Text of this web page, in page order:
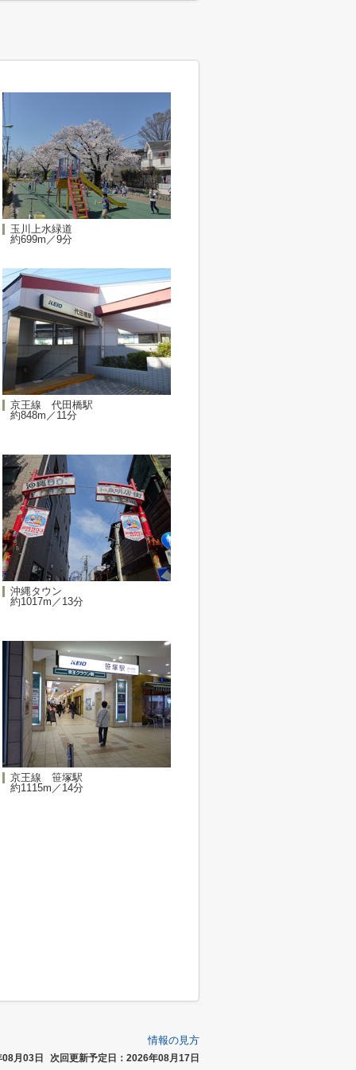
玉川上水緑道
約699m／9分
京王線 代田橋駅
約848m／11分
沖縄タウン
約1017m／13分
京王線 笹塚駅
約1115m／14分
情報の見方
月03日 次回更新予定日：2026年08月17日